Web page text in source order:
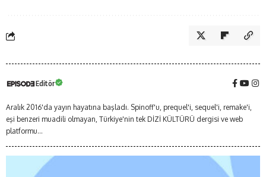
Editör
Aralık 2016'da yayın hayatına başladı. Spinoff'u, prequel'i, sequel'i, remake'i,
eşi benzeri muadili olmayan, Türkiye'nin tek DİZİ KÜLTÜRÜ dergisi ve web
platformu...